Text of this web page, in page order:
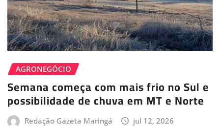
AGRONEGÓCIO
Semana começa com mais frio no Sul e
possibilidade de chuva em MT e Norte
Redação Gazeta Maringá jul 12, 2026